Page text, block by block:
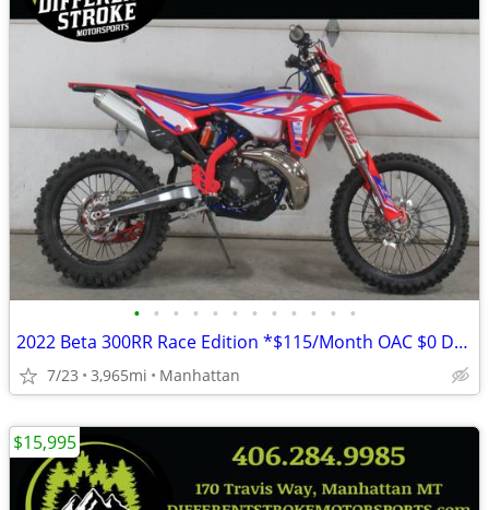
• • • • • • • • • • • •
2022 Beta 300RR Race Edition *$115/Month OAC $0 Down*
7/23 3,965mi Manhattan
$15,995